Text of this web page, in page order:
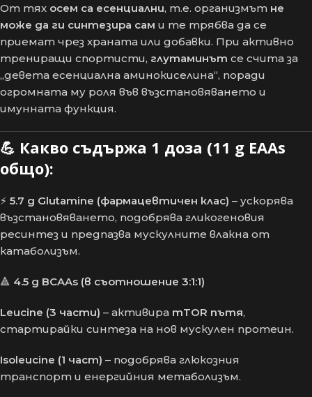
От тях осем са есенциални, т.е. организмът не
може да ги синтезира сам и те трябва да се
приемат чрез храната или добавки. При активно
трениращи спортисти, глутаминът се счита за
„девета есенциална аминокиселина“, поради
огромната му роля във възстановяването и
имунната функция.
💪 Какво съдържа 1 доза (11 g EAAs
общо):
⚡ 5.7 g Glutamine (фармацевтичен клас) – ускорява
възстановяването, подобрява гликогеновия
ресинтез и предпазва мускулните влакна от
катаболизъм.
🔺 4.5 g BCAAs (в съотношение 3:1:1)
Leucine (3 части) – активира mTOR пътя,
стартирайки синтеза на нов мускулен протеин.
Isoleucine (1 част) – подобрява глюкозния
транспорт и енергийния метаболизъм.